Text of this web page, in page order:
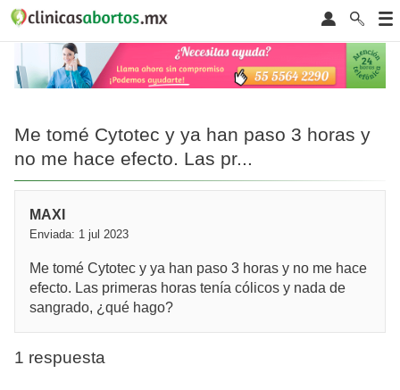
Me tomé Cytotec y ya han paso 3 horas y
no me hace efecto. Las pr...
MAXI
Enviada: 1 jul 2023
Me tomé Cytotec y ya han paso 3 horas y no me hace
efecto. Las primeras horas tenía cólicos y nada de
sangrado, ¿qué hago?
1 respuesta